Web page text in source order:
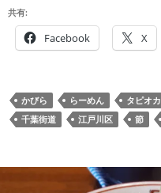
共有:
Facebook X
かびら らーめん タピオカ
千葉街道
江戸川区 節